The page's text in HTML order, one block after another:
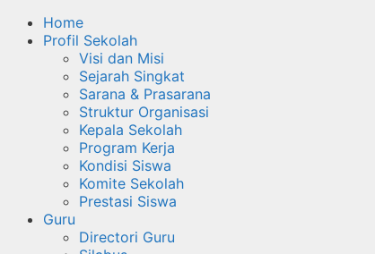
Home
Profil Sekolah
Visi dan Misi
Sejarah Singkat
Sarana & Prasarana
Struktur Organisasi
Kepala Sekolah
Program Kerja
Kondisi Siswa
Komite Sekolah
Prestasi Siswa
Guru
Directori Guru